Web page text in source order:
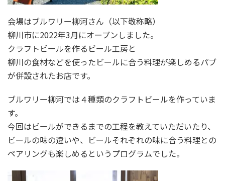
会場はブルワリー柳河さん（以下敬称略）
柳川市に2022年3月にオープンしました。
クラフトビールを作るビール工房と
柳川の食材などを使ったビールに合う料理が楽しめるパブ
が併設されたお店です。
ブルワリー柳河では４種類のクラフトビールを作っていま
す。
今回はビールができるまでの工程を教えていただいたり、
ビールの味の違いや、ビールそれぞれの味に合う料理との
ペアリングも楽しめるというプログラムでした。